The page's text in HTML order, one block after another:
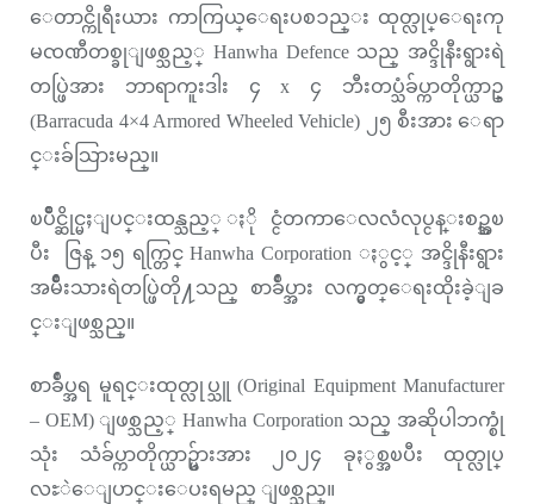
ေတာင္ကိုရီးယား ကာကြယ္ေရးပစၥည္း ထုတ္လုပ္ေရးကု
မၸဏီတစ္ခုျဖစ္သည့္ Hanwha Defence သည္ အင္ဒိုနီးရွားရဲ
တပ္ဖြဲအား ဘာရာကူးဒါး ၄ x ၄ ဘီးတပ္သံခ်ပ္ကာတိုက္ယာဥ္
(Barracuda 4×4 Armored Wheeled Vehicle) ၂၅ စီးအား ေရာ
င္းခ်သြားမည္။
ၿပိဳင္ဆိုင္မႈျပင္းထန္သည့္ ႏိုင္ငံတကာေလလံလုပ္ငန္းစဥ္အၿ
ပီး ဇြန္ ၁၅ ရက္တြင္ Hanwha Corporation ႏွင့္ အင္ဒိုနီးရွား
အမ်ိဳးသားရဲတပ္ဖြဲတို႔သည္ စာခ်ဳပ္အား လက္မွတ္ေရးထိုးခဲ့ျခ
င္းျဖစ္သည္။
စာခ်ဳပ္အရ မူရင္းထုတ္လုပ္သူ (Original Equipment Manufacturer
– OEM) ျဖစ္သည့္ Hanwha Corporation သည္ အဆိုပါဘက္စုံ
သုံး သံခ်ပ္ကာတိုက္ယာဥ္မ်ားအား ၂၀၂၄ ခုႏွစ္အၿပီး ထုတ္လုပ္
လႊဲေျပာင္းေပးရမည္ ျဖစ္သည္။